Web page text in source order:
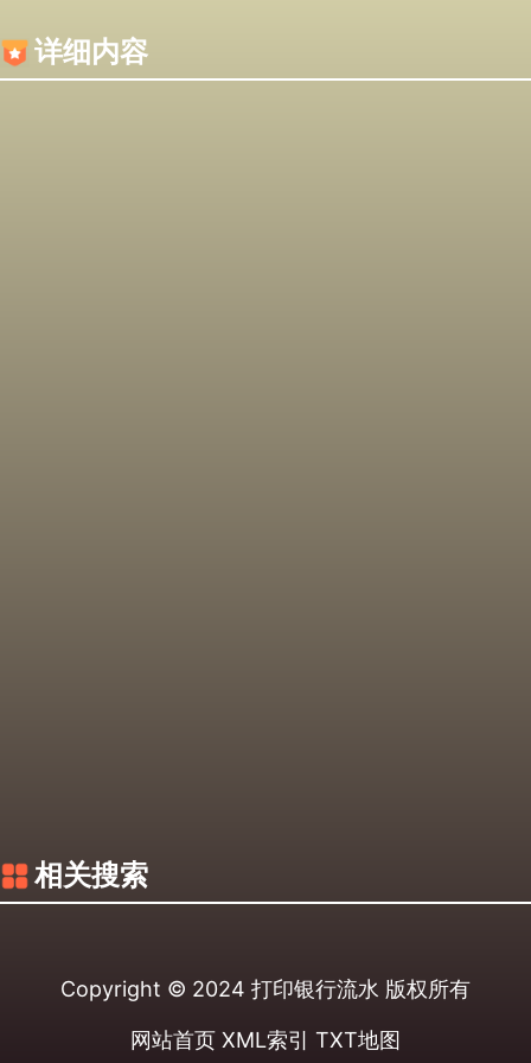
详细内容
相关搜索
Copyright © 2024 打印银行流水 版权所有
网站首页 XML索引 TXT地图